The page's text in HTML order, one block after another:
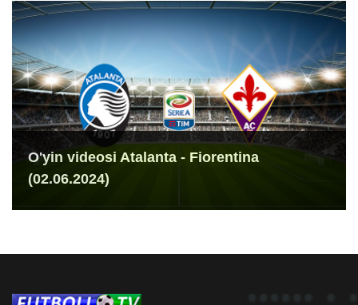
O'yin videosi Atalanta - Fiorentina
(02.06.2024)